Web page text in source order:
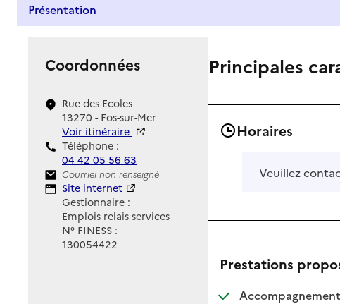
Présentation
Coordonnées
Rue des Ecoles
13270 - Fos-sur-Mer
Voir itinéraire
Téléphone :
04 42 05 56 63
Contact
Courriel non renseigné
Site Internet
Site internet
Gestionnaire :
Emplois relais services
N° FINESS :
130054422
Principales
Horaires
Veuillez
Prestations